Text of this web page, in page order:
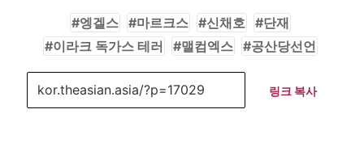
엥겔스 마르크스 신채호
단재
이라크 독가스 테러
맬컴엑스 공산당선언
링크 복사